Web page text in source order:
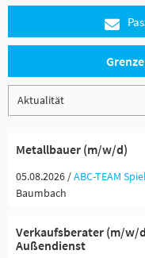
Metallbauer (m/w/d)
05.08.2026 /ABC-TEAM
Baumbach
Verkaufsberater (m/w/
Außendienst